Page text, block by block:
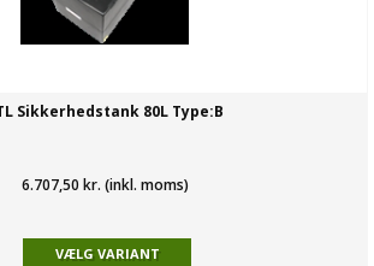
Sikkerhedstank 80L Type:B
6.707,50 kr. (inkl. moms)